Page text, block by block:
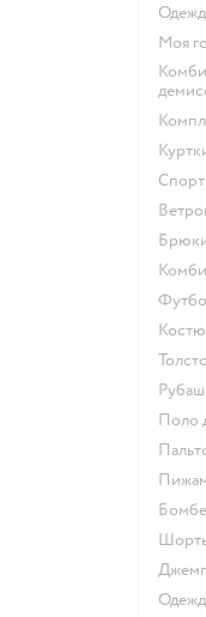
Моя
Комбинезон для новорожденных